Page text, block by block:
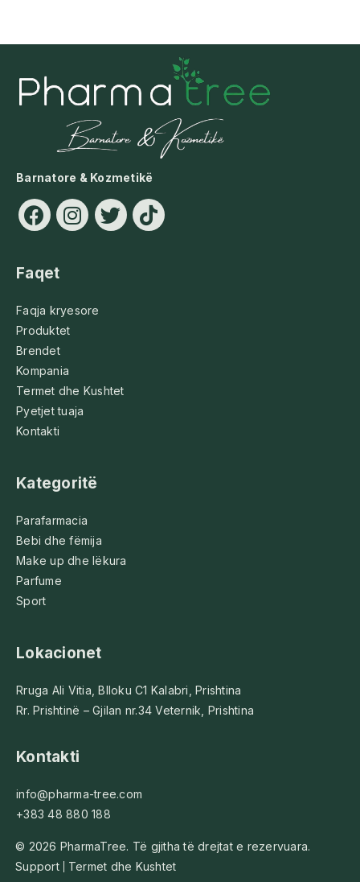
Barnatore & Kozmetikë
Faqet
Faqja kryesore
Produktet
Brendet
Kompania
Termet dhe Kushtet
Pyetjet tuaja
Kontakti
Kategoritë
Parafarmacia
Bebi dhe fëmija
Make up dhe lëkura
Parfume
Sport
Lokacionet
Rruga Ali Vitia, Blloku C1 Kalabri, Prishtina
Rr. Prishtinë – Gjilan nr.34 Veternik, Prishtina
Kontakti
info@pharma-tree.com
+383 48 880 188
© 2026 PharmaTree. Të gjitha të drejtat e rezervuara.
Support
Termet dhe Kushtet